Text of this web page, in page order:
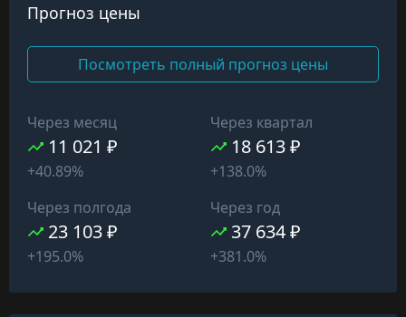
Прогноз цены
Посмотреть полный прогноз цены
Через месяц
11 021 ₽
+40.89%
Через квартал
18 613 ₽
+138.0%
Через полгода
23 103 ₽
+195.0%
Через год
37 634 ₽
+381.0%